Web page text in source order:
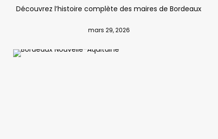
Découvrez l’histoire complète des maires de Bordeaux
mars 29, 2026